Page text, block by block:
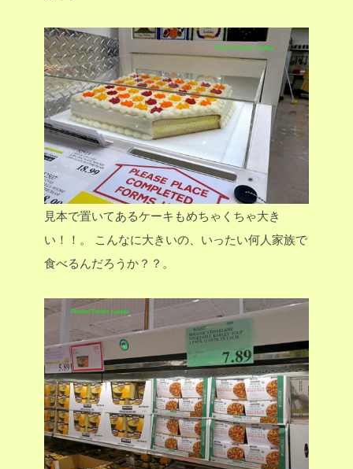
見本で置いてあるケーキもめちゃくちゃ大き
い！！。
こんなに大きいの、いったい何人家族で
食べるんだろうか？？。